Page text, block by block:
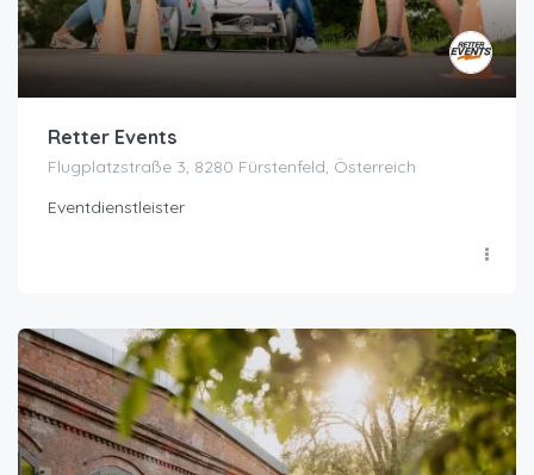
Retter Events
Flugplatzstraße 3, 8280 Fürstenfeld, Österreich
Eventdienstleister